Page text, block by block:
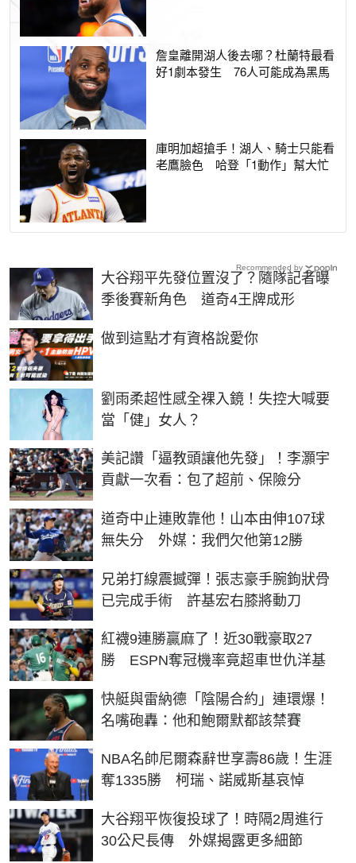
詹皇離開湖人後去哪？杜蘭特最看
好1劇本發生 76人可能成為黑馬
庫明加超搶手！湖人、騎士只能看
老鷹臉色 哈登「1動作」幫大忙
大谷翔平先發位置沒了？隨隊記者曝
季後賽新角色 道奇4王牌成形
做到這點才有資格說愛你
PR
劉雨柔超性感全裸入鏡！失控大喊要
當「健」女人？
美記讚「逼教頭讓他先發」！李灝宇
貢獻一次看：包了超前、保險分
道奇中止連敗靠他！山本由伸107球
無失分 外媒：我們欠他第12勝
兄弟打線震撼彈！張志豪手腕鉤狀骨
已完成手術 許基宏右膝將動刀
紅襪9連勝贏麻了！近30戰豪取27
勝 ESPN奪冠機率竟超車世仇洋基
快艇與雷納德「陰陽合約」連環爆！
名嘴砲轟：他和鮑爾默都該禁賽
NBA名帥尼爾森辭世享壽86歲！生涯
奪1335勝 柯瑞、諾威斯基哀悼
大谷翔平恢復投球了！時隔2周進行
30公尺長傳 外媒揭露更多細節
Recommended by